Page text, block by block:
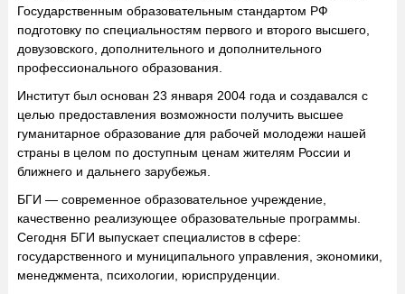
Государственным образовательным стандартом РФ
подготовку по специальностям первого и второго высшего,
довузовского, дополнительного и дополнительного
профессионального образования.
Институт был основан 23 января 2004 года и создавался с
целью предоставления возможности получить высшее
гуманитарное образование для рабочей молодежи нашей
страны в целом по доступным ценам жителям России и
ближнего и дальнего зарубежья.
БГИ — современное образовательное учреждение,
качественно реализующее образовательные программы.
Сегодня БГИ выпускает специалистов в сфере:
государственного и муниципального управления, экономики,
менеджмента, психологии, юриспруденции.